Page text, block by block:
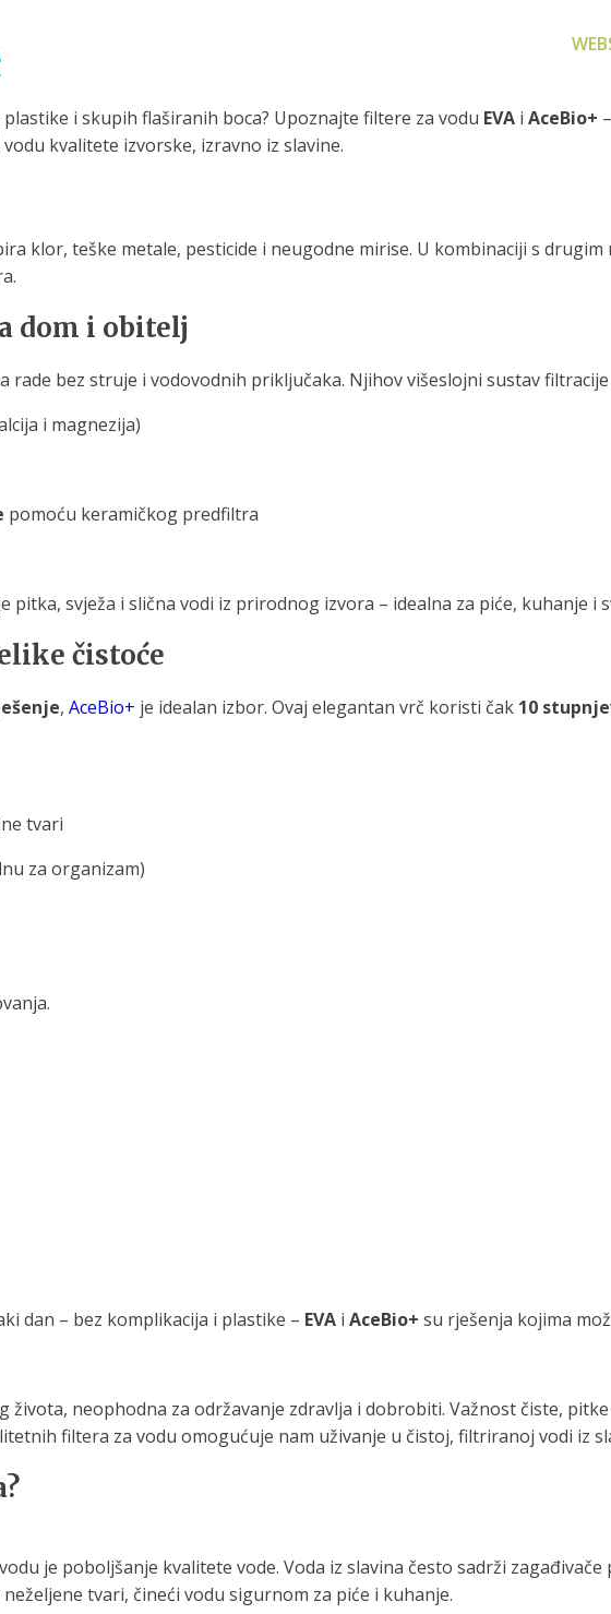
i skupih flaširanih boca? Upoznajte filtere za vodu EVA i AceBio+
kvalitete izvorske, izravno iz slavine.
klor, teške metale, pesticide i neugodne mirise. U kombinaciji s
dom i obitelj
rade bez struje i vodovodnih priključaka. Njihov višeslojni sustav
i magnezija)
pomoću keramičkog predfiltra
pitka, svježa i slična vodi iz prirodnog izvora – idealna za piće, kuhanje i
čistoće
, AceBio+ je idealan izbor. Ovaj elegantan vrč koristi čak 10
tvari
za organizam)
dan – bez komplikacija i plastike – EVA i AceBio+ su rješenja kojima
života, neophodna za održavanje zdravlja i dobrobiti. Važnost čiste,
filtera za vodu omogućuje nam uživanje u čistoj, filtriranoj vodi iz
je poboljšanje kvalitete vode. Voda iz slavina često sadrži
tvari, čineći vodu sigurnom za piće i kuhanje.
piće
Boce za filtriranje
za sigurnu i čistu vodu za piće
Zamjenski dijelovi